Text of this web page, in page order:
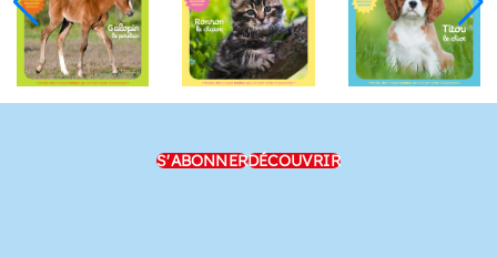
S'ABONNERDÉCOUVRIR